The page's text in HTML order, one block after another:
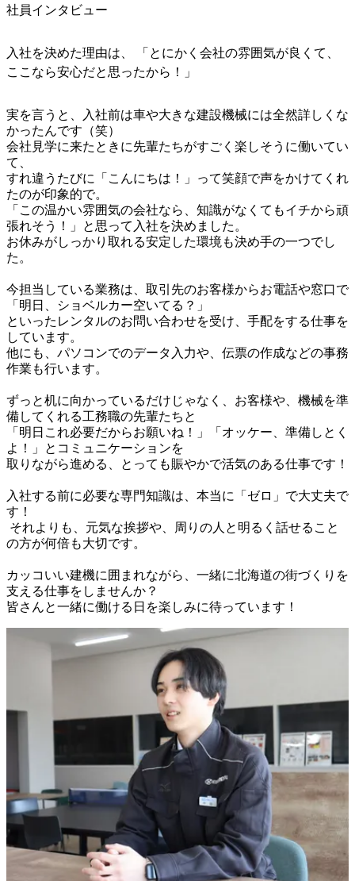
社員インタビュー
入社を決めた理由は、 「とにかく会社の雰囲気が良くて、
ここなら安心だと思ったから！」
実を言うと、入社前は車や大きな建設機械には全然詳しくな
かったんです（笑）
会社見学に来たときに先輩たちがすごく楽しそうに働いてい
て、
すれ違うたびに「こんにちは！」って笑顔で声をかけてくれ
たのが印象的で。
「この温かい雰囲気の会社なら、知識がなくてもイチから頑
張れそう！」と思って入社を決めました。
お休みがしっかり取れる安定した環境も決め手の一つでし
た。
今担当している業務は、取引先のお客様からお電話や窓口で
「明日、ショベルカー空いてる？」
といったレンタルのお問い合わせを受け、手配をする仕事を
しています。
他にも、パソコンでのデータ入力や、伝票の作成などの事務
作業も行います。
ずっと机に向かっているだけじゃなく、お客様や、機械を準
備してくれる工務職の先輩たちと
「明日これ必要だからお願いね！」「オッケー、準備しとく
よ！」とコミュニケーションを
取りながら進める、とっても賑やかで活気のある仕事です！
入社する前に必要な専門知識は、本当に「ゼロ」で大丈夫で
す！
の方が何倍も大切です。
カッコいい建機に囲まれながら、一緒に北海道の街づくりを
支える仕事をしませんか？